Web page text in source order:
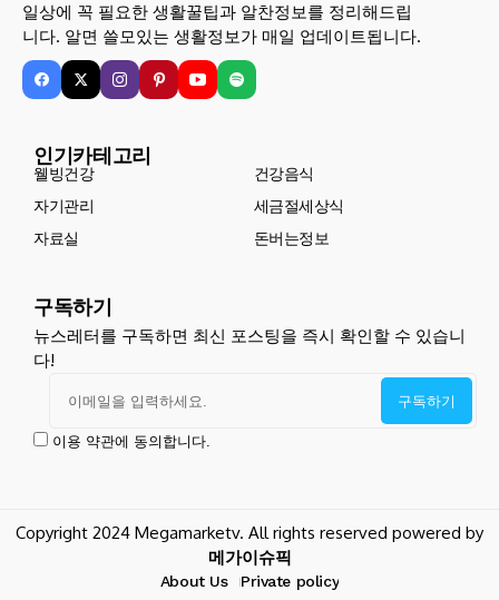
일상에 꼭 필요한 생활꿀팁과 알찬정보를 정리해드립
니다. 알면 쓸모있는 생활정보가 매일 업데이트됩니다.
인기카테고리
웰빙건강
건강음식
자기관리
세금절세상식
자료실
돈버는정보
구독하기
뉴스레터를 구독하면 최신 포스팅을 즉시 확인할 수 있습니
다!
이용 약관에 동의합니다.
Copyright 2024 Megamarketv. All rights reserved powered by
메가이슈픽
About Us Private policy